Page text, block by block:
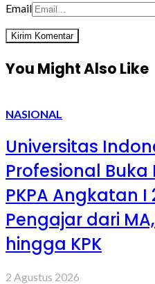
Email
You Might Also Like
NASIONAL
Universitas
Profesional
PKPA Angkatan I
Pengajar dari
hingga KPK
2 Agustus 2026